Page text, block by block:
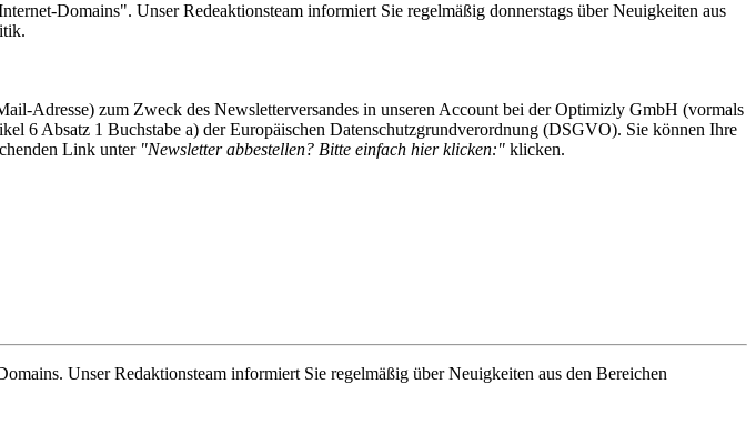
Domains". Unser Redeaktionsteam informiert Sie regelmäßig donnerstags über Neuigkeiten aus
Adresse) zum Zweck des Newsletterversandes in unseren Account bei der Optimizly GmbH (vormals
6 Absatz 1 Buchstabe a) der Europäischen Datenschutzgrundverordnung (DSGVO). Sie können Ihre
Link unter "Newsletter abbestellen? Bitte einfach hier klicken:" klicken.
Unser Redaktionsteam informiert Sie regelmäßig über Neuigkeiten aus den Bereichen